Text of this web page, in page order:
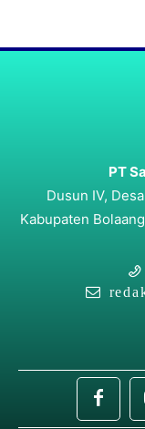
PT
Dusun IV,
Kabupaten